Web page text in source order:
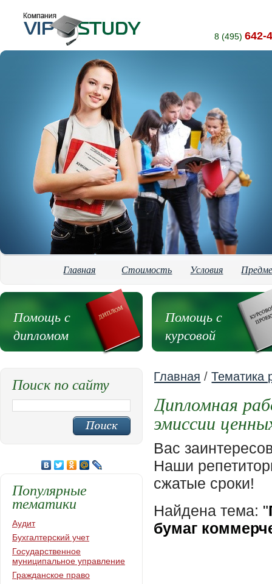
8 (495) 642-
Главная Стоимость Условия
Помощь с
дипломом
Помощь с
курсовой
Главная /Тематика
Дипломная
эмиссии
Вас
Наши
сжатые сроки!
Найдена тема: "
бумаг
Поиск по сайту
Популярные
тематики
Аудит
Бухгалтерский учет
Государственное
муниципальное управление
Гражданское право